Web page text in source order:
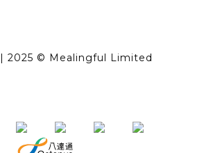
| 2025 © Mealingful Limited